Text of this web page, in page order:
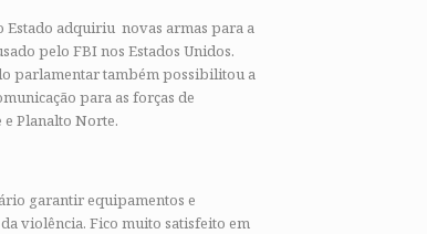
Estado adquiriu novas armas para a
pelo FBI nos Estados Unidos.
parlamentar também possibilitou a
para as forças de
Planalto Norte.
garantir equipamentos e
violência. Fico muito satisfeito em